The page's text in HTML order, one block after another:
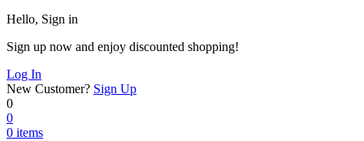
Hello, Sign in
Sign up now and enjoy discounted shopping!
Log In
New Customer? Sign Up
0
0
0 items